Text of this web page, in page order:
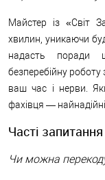
Майстер із «Світ
хвилин, уникаючи
надасть поради
безперебійну
ваш час і нерви.
фахівця —
Часті запитання
Чи можна